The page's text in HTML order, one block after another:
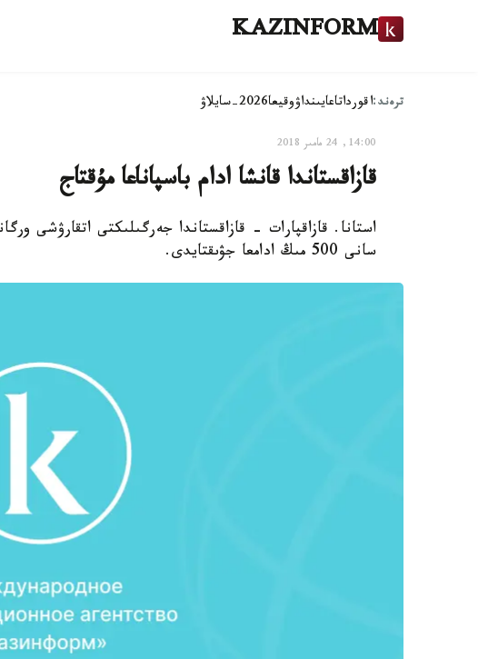
KAZINFORM
ترەند:اقورداتاعايىنداۋوقيعا2026-سايلاۋ
14:00, 24 مامىر 2018
قازاقستاندا قانشا ادام باسپاناعا مۇقتاج
استانا. قازاقپارات - قازاقستاندا جەرگىلىكتى اتقارۋشى
سانى 500 مىڭ ادامعا جۋىقتايدى.